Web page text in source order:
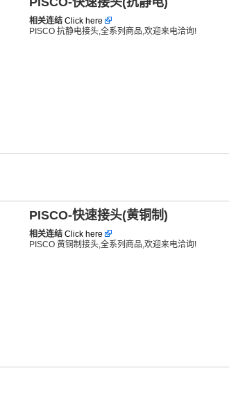
相关连结 Click here
PISCO 抗静电接头,全系列商品,欢迎来电洽询!
PISCO-快速接头(黄铜制)
相关连结 Click here
PISCO 黄铜制接头,全系列商品,欢迎来电洽询!